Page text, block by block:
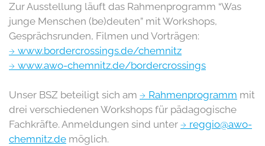
Zur Ausstellung läuft das Rahmenprogramm “Was
junge Menschen (be)deuten” mit Workshops,
Gesprächsrunden, Filmen und Vorträgen:
www.bordercrossings.de/chemnitz
www.awo-chemnitz.de/bordercrossings
Unser BSZ beteiligt sich am Rahmenprogramm mit
drei verschiedenen Workshops für pädagogische
Fachkräfte. Anmeldungen sind unter
reggio@awo-
chemnitz.de möglich.